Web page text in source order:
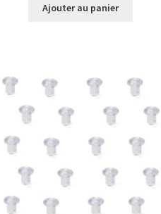
Ajouter au panier